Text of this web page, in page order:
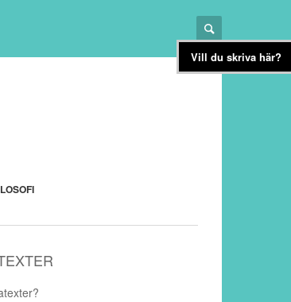
Vill du skriva här?